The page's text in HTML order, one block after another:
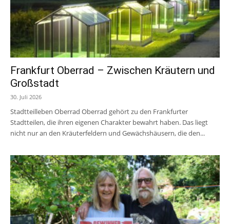
Frankfurt Oberrad – Zwischen Kräutern und
Großstadt
30. Juli 2026
Stadtteilleben Oberrad Oberrad gehört zu den Frankfurter
Stadtteilen, die ihren eigenen Charakter bewahrt haben. Das liegt
nicht nur an den Kräuterfeldern und Gewächshäusern, die den...